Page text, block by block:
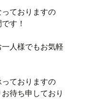
ておりますの
す！
人様でもお気軽
ておりますの
待ち申しており